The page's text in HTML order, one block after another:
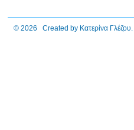
© 2026 Created by Κατερίνα Γλέζου